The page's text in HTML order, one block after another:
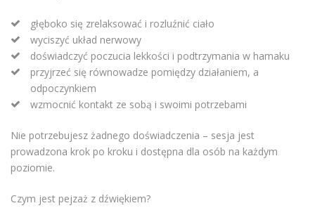
głęboko się zrelaksować i rozluźnić ciało
wyciszyć układ nerwowy
doświadczyć poczucia lekkości i podtrzymania w hamaku
przyjrzeć się równowadze pomiędzy działaniem, a
odpoczynkiem
wzmocnić kontakt ze sobą i swoimi potrzebami
Nie potrzebujesz żadnego doświadczenia – sesja jest
prowadzona krok po kroku i dostępna dla osób na każdym
poziomie.
Czym jest pejzaż z dźwiękiem?